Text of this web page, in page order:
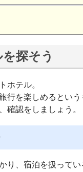
探そう
ホテル。
行を楽しめるという
確認をしましょう。
り、宿泊を扱ってい